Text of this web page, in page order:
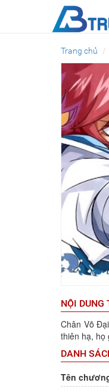
Trang chủ
NỘI DUNG
Chân Võ
thiên hạ, họ
DANH
Tên